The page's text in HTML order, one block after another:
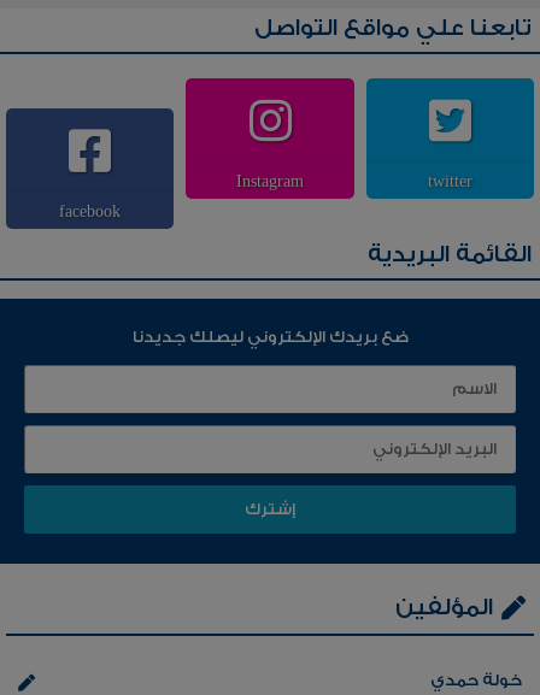
كانت مسلمة
تابعنا علي مواقع التواصل
twitter
Instagram
facebook
القائمة البريدية
ضع بريدك الإلكتروني ليصلك جديدنا
المؤلفين
خولة حمدي